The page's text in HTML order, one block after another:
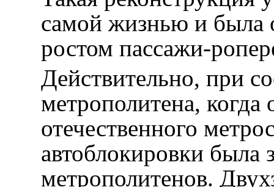
самой жизнью и была
ростом пассажи-
Действительно, при
метрополитена, когда
отечественного
автоблокировки была
метрополитенов.